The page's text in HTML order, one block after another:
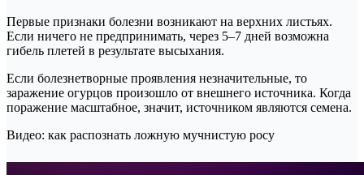
Первые признаки болезни возникают на верхних листьях.
Если ничего не предпринимать, через 5–7 дней возможна
гибель плетей в результате высыхания.
Если болезнетворные проявления незначительные, то
заражение огурцов произошло от внешнего источника. Когда
поражение масштабное, значит, источником являются семена.
Видео: как распознать ложную мучнистую росу